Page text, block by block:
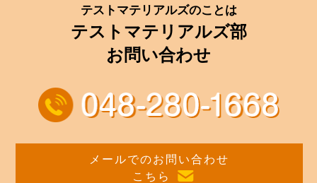
テストマテリアルズのことは
テストマテリアルズ部
お問い合わせ
メールでのお問い合わせ
こちら